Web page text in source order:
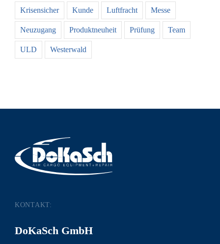
Krisensicher Kunde Luftfracht Messe
Neuzugang Produktneuheit Prüfung Team
ULD Westerwald
KONTAKT:
DoKaSch GmbH